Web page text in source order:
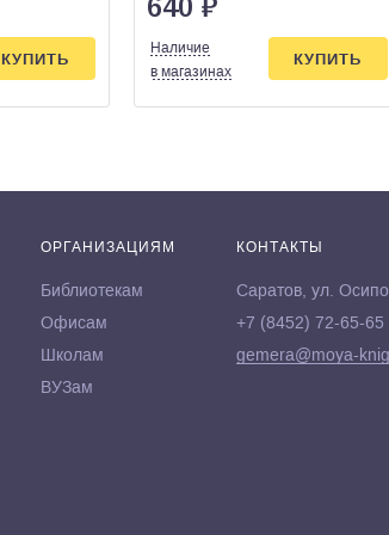
КУПИТЬ
640 ₽
Наличие
в магазинах
КУПИТЬ
ОРГАНИЗАЦИЯМ
Библиотекам
Офисам
Школам
ВУЗам
КОНТАКТЫ
Саратов, ул.
+7 (8452) 72-65-65
gemera@moya-